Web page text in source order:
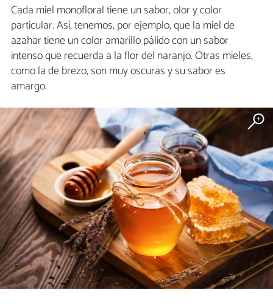
Cada miel monofloral tiene un sabor, olor y color
particular. Así, tenemos, por ejemplo, que la miel de
azahar tiene un color amarillo pálido con un sabor
intenso que recuerda a la flor del naranjo. Otras mieles,
como la de brezo, son muy oscuras y su sabor es
amargo.